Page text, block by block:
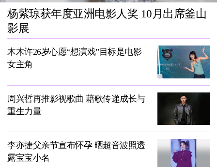
杨紫琼获年度亚洲电影人奖 10月出席釜山
影展
木木许26岁心愿“想演戏”目标是电影
女主角
周兴哲再推影视歌曲 藉歌传递成长与
重生力量
李亦捷父亲节宣布怀孕 晒超音波照透
露宝宝小名